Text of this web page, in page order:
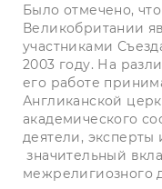
Было отмечено,
Великобритании
участниками
2003 году. На
его работе
Англиканской
академического
деятели,
значительный
межрелигиозного